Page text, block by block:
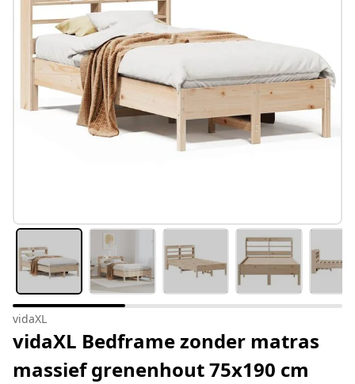
vidaXL
vidaXL Bedframe zonder matras
massief grenenhout 75x190 cm